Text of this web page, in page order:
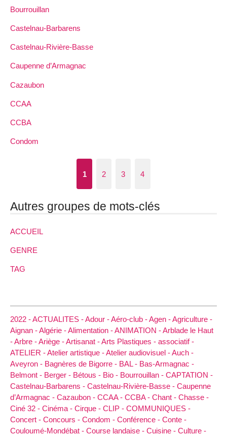
Bourrouillan
Castelnau-Barbarens
Castelnau-Rivière-Basse
Caupenne d’Armagnac
Cazaubon
CCAA
CCBA
Condom
1 2 3 4
Autres groupes de mots-clés
ACCUEIL
GENRE
TAG
2022 -ACTUALITES -Adour -Aéro-club -Agen -Agriculture -
Aignan -Algérie -Alimentation -ANIMATION -Arblade le Haut
-Arbre -Ariège -Artisanat -Arts Plastiques - associatif -
ATELIER -Atelier artistique -Atelier audiovisuel -Auch -
Aveyron - Bagnères de Bigorre - BAL - Bas-Armagnac -
Belmont - Berger - Bétous - Bio - Bourrouillan - CAPTATION -
Castelnau-Barbarens - Castelnau-Rivière-Basse - Caupenne
d’Armagnac - Cazaubon - CCAA - CCBA - Chant - Chasse -
Ciné 32 - Cinéma - Cirque - CLIP - COMMUNIQUES -
Concert - Concours - Condom - Conférence - Conte -
Couloumé-Mondébat - Course landaise - Cuisine - Culture -